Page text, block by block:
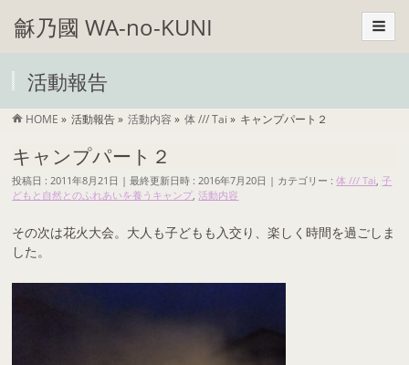
龢乃國 WA-no-KUNI
活動報告
HOME » 活動報告» 活動内容 » 体 /// Tai » キャンプパート２
キャンプパート２
投稿日 : 2011年8月21日 最終更新日時 : 2016年7月20日 カテゴリー :体 /// Tai,子
どもと自然とのふれあいを養うキャンプ,活動内容
その次は花火大会。大人も子どもも入交り、楽しく時間を過ごしま
した。